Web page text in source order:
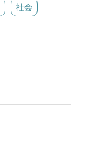
社会